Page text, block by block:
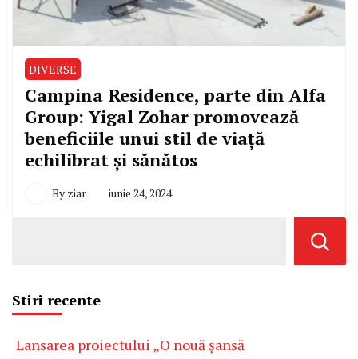
DIVERSE
Campina Residence, parte din Alfa
Group: Yigal Zohar promovează
beneficiile unui stil de viață
echilibrat și sănătos
By ziar iunie 24, 2024
Stiri recente
Lansarea proiectului „O nouă șansă